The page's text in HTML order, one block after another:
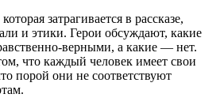
затрагивается в рассказе,
и этики. Герои обсуждают, какие
верными, а какие — нет.
что каждый человек имеет свои
порой они не соответствуют